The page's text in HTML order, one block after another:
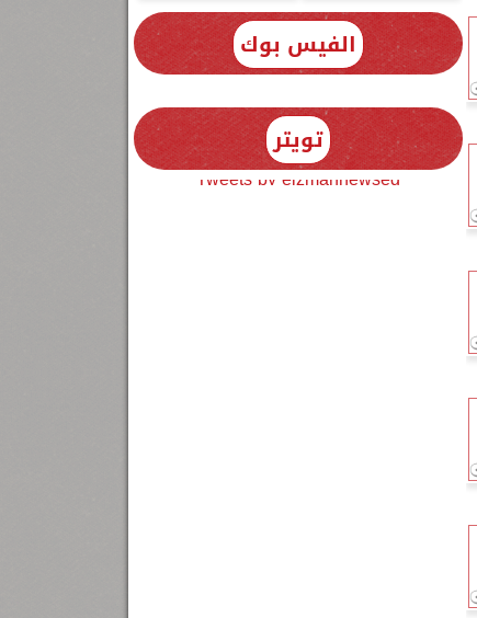
الفيس بوك
تويتر
Tweets by elzmannewseg